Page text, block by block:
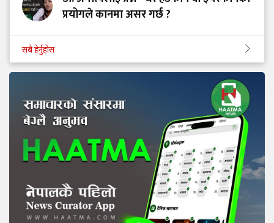
प्रयोगले कानमा असर गर्छ ?
सबै हेर्नुहोस